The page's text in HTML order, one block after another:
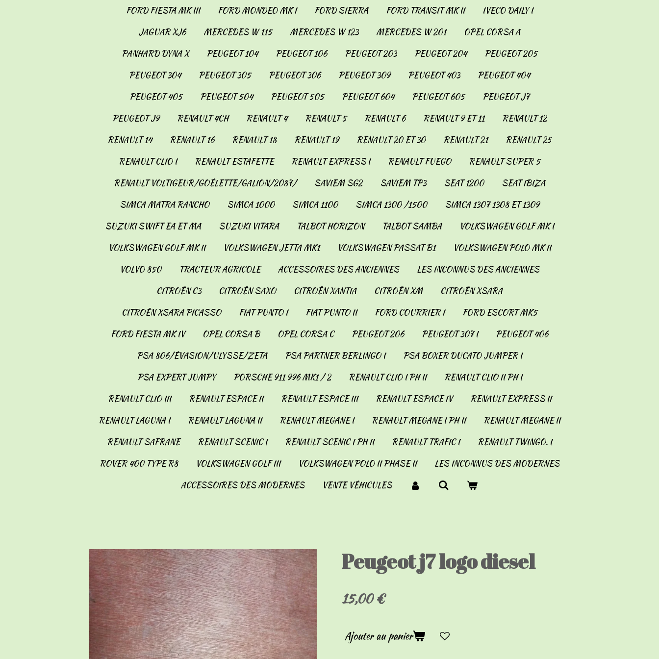
FORD FIESTA MK III
FORD MONDEO MK I FORD SIERRA FORD TRANSIT MK II
IVECO DAILY I
JAGUAR XJ6
MERCEDES W 115 MERCEDES W 123 MERCEDES W 201
OPEL CORSA A
PANHARD DYNA X
PEUGEOT 104 PEUGEOT 106 PEUGEOT 203 PEUGEOT 204
PEUGEOT 205
PEUGEOT 304
PEUGEOT 305 PEUGEOT 306 PEUGEOT 309 PEUGEOT 403
PEUGEOT 404
PEUGEOT 405
PEUGEOT 504 PEUGEOT 505 PEUGEOT 604 PEUGEOT 605
PEUGEOT J7
PEUGEOT J9
RENAULT 4CH RENAULT 4 RENAULT 5 RENAULT 6 RENAULT 9 ET 11
RENAULT 12
RENAULT 14
RENAULT 16 RENAULT 18 RENAULT 19 RENAULT 20 ET 30 RENAULT 21
RENAULT 25
RENAULT CLIO I
RENAULT ESTAFETTE RENAULT EXPRESS I RENAULT FUEGO
RENAULT SUPER 5
RENAULT VOLTIGEUR/GOÉLETTE/GALION/2087/
SAVIEM SG2 SAVIEM TP3 SEAT 1200
SEAT IBIZA
SIMCA MATRA RANCHO
SIMCA 1000 SIMCA 1100 SIMCA 1300 /1500
SIMCA 1307 1308 ET 1309
SUZUKI SWIFT EA ET MA
SUZUKI VITARA TALBOT HORIZON TALBOT SAMBA
VOLKSWAGEN GOLF MK I
VOLKSWAGEN GOLF MK II
VOLKSWAGEN JETTA MK1 VOLKSWAGEN PASSAT B1
VOLKSWAGEN POLO MK II
VOLVO 850
TRACTEUR AGRICOLE ACCESSOIRES DES ANCIENNES
LES INCONNUS DES ANCIENNES
CITROËN C3
CITROËN SAXO CITROËN XANTIA CITROËN XM
CITROËN XSARA
CITROËN XSARA PICASSO
FIAT PUNTO I FIAT PUNTO II FORD COURRIER I
FORD ESCORT MK5
FORD FIESTA MK IV
OPEL CORSA B OPEL CORSA C PEUGEOT 206 PEUGEOT 307 I
PEUGEOT 406
PSA 806/ÉVASION/ULYSSE/ZETA
PSA PARTNER BERLINGO I
PSA BOXER DUCATO JUMPER I
PSA EXPERT JUMPY
PORSCHE 911 996 MK1 / 2 RENAULT CLIO I PH II
RENAULT CLIO II PH I
RENAULT CLIO III
RENAULT ESPACE II RENAULT ESPACE III RENAULT ESPACE IV
RENAULT EXPRESS II
RENAULT LAGUNA I
RENAULT LAGUNA II RENAULT MEGANE I RENAULT MEGANE I PH II
RENAULT MEGANE II
RENAULT SAFRANE
RENAULT SCENIC I RENAULT SCENIC I PH II RENAULT TRAFIC I
RENAULT TWINGO. I
ROVER 400 TYPE R8
VOLKSWAGEN GOLF III VOLKSWAGEN POLO II PHASE II
LES INCONNUS DES MODERNES
ACCESSOIRES DES MODERNES
VENTE VÉHICULES
Peugeot j7 logo diesel
15,00 €
Ajouter au panier